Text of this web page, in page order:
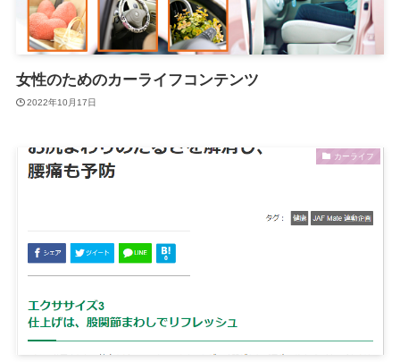
女性のためのカーライフコンテンツ
2022年10月17日
カーライフ